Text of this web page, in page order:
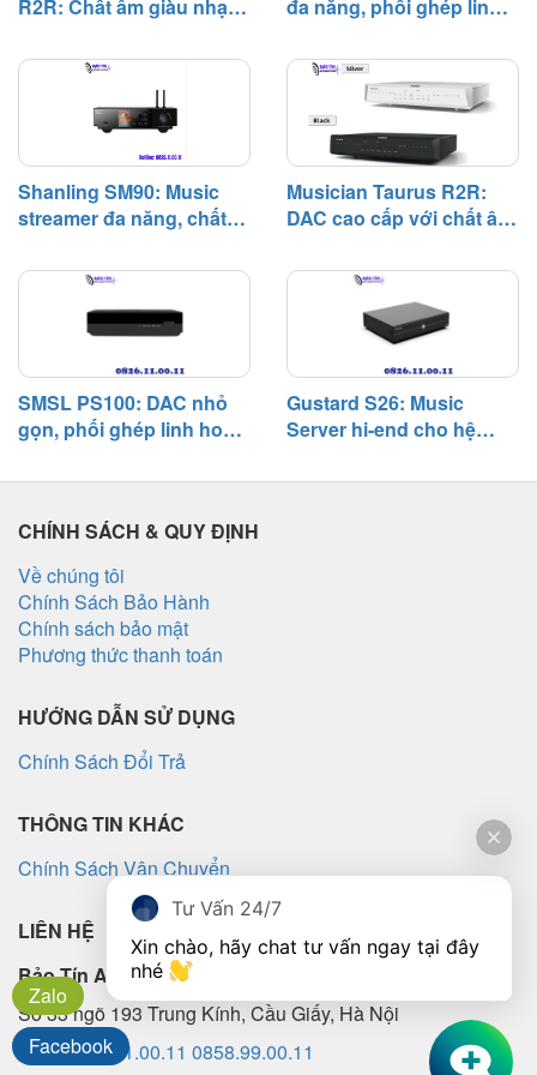
tầng analog sử dụng OPA1612,
Android 12 cùng hệ thống kết
nối khá toàn diện. Trong trải
nghiệm thực tế, chính khả năng
phối ghép rộng và chất âm cân
bằng là hai yếu tố khiến SM90
trở thành một lựa chọn đáng chú
ý trong phân khúc network
R2R: Chất âm giàu nhạc
trong hệ thống nghe
đa năng, phối ghép linh
sắc
Shanling SM90: Music
streamer đa năng, chất
phối ghép linh hoạt
Musician Taurus R2R:
DAC cao cấp với chất âm
năng phối ghép rộng
SMSL PS100: DAC nhỏ
gọn, phối ghép linh hoạt,
hệ thống phổ thông
Gustard S26: Music
Server hi-end cho hệ
độ tĩnh và khả năng phối
CHÍNH SÁCH & QUY ĐỊNH
Về chúng tôi
Chính Sách Bảo Hành
Chính sách bảo mật
Phương thức thanh toán
HƯỚNG DẪN SỬ DỤNG
Chính Sách Đổi Trả
THÔNG TIN KHÁC
Chính Sách Vận Chuyển
LIÊN HỆ
Bảo Tín Audio
Số 33 ngõ 193 Trung Kính, Cầu Giấy, Hà Nội
SĐT:0826.11.00.11 0858.99.00.11
Zalo
Facebook
Tư Vấn 24/7
Xin chào, hãy chat tư vấn ngay tại đây
nhé